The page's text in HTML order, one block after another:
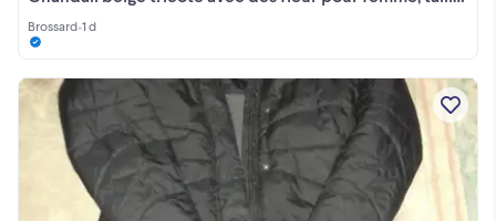
Brossard•1 d